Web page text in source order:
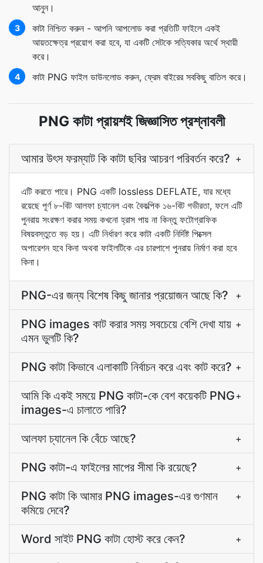
আনুন।
3
কাটা নিশ্চিত করুন - আপনি আপলোড করা প্রতিটি ফাইলে একই
আয়তক্ষেত্র প্রয়োগ করা হবে, যা একটি সেটকে সত্যিকার অর্থে স্থায়ী
করে।
4 কাটা PNG ফাইল ডাউনলোড করুন, ফ্রেম বাইরের সবকিছু বাতিল করে।
PNG কাটা প্রায়শই জিজ্ঞাসিত প্রশ্নাবলী
আমার উৎস ফরম্যাট কি কাটা ছবির আচরণ পরিবর্তন করে? +
এটি করতে পারে। PNG একটি lossless DEFLATE, যার মধ্যে
রয়েছে পূর্ণ ৮-বিট আলফা চ্যানেল এবং বৈকল্পিক ১৬-বিট গভীরতা, ফলে এটি
পুনরায় সংরক্ষণ করার সময় কখনো হ্রাস পায় না কিন্তু ফটোগ্রাফিক
বিষয়বস্তুতে বড় হয়। এটি নির্ধারণ করে কাটা একটি নির্দিষ্ট পিক্সেল
অপারেশন হবে কিনা অথবা ফাইলটিকে এর চারপাশে পুনরায় নির্মাণ করা হবে
কিনা।
PNG-এর জন্য বিশেষ কিছু জানার প্রয়োজন আছে কি? +
PNG images কাট করার সময় সবচেয়ে বেশি দেখা যায়
এমন ভুলটি কি?
+
PNG কাটা কিভাবে এলাকাটি নির্বাচন করে এবং কাট করে? +
আমি কি একই সময়ে PNG কাটা-কে বেশ কয়েকটি PNG
images-এ চালাতে পারি?
+
আলফা চ্যানেল কি বেঁচে আছে? +
PNG কাটা-এ ফাইলের মাপের সীমা কি রয়েছে? +
PNG কাটা কি আমার PNG images-এর গুণমান
কমিয়ে দেবে?
+
Word সাইট PNG কাটা হোস্ট করে কেন? +